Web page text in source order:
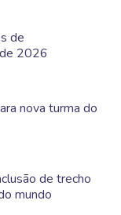
de
2026
nova turma do
de trecho
mundo